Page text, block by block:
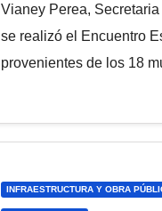
Vianey Perea,
se realizó el Encuentro
provenientes de los 18
INFRAESTRUCTURA Y OBRA